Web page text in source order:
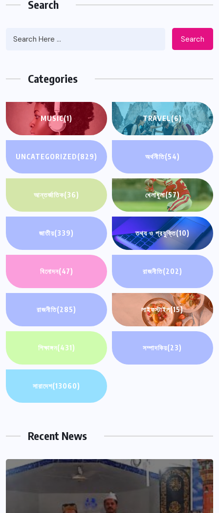
Search
Search
Categories
MUSIC(1) TRAVEL(6)
UNCATEGORIZED(829) অর্থনীতি(54)
আন্তর্জাতিক(36) খেলাধুলা(57)
জাতীয়(339) তথ্য ও প্রযুক্তি(10)
বিনোদন(47) রাজনীতি(202)
রাজনীতি(285) লাইফস্টাইল(15)
শিক্ষাঙ্গন(431) সম্পাদকিয়(23)
সারাদেশ(13060)
Recent News